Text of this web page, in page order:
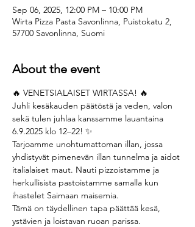
Sep 06, 2025, 12:00 PM – 10:00 PM
Wirta Pizza Pasta Savonlinna, Puistokatu 2,
57700 Savonlinna, Suomi
About the event
🔥 VENETSIALAISET WIRTASSA! 🔥
Juhli kesäkauden päätöstä ja veden, valon
sekä tulen juhlaa kanssamme lauantaina
6.9.2025 klo 12–22! ✨
Tarjoamme unohtumattoman illan, jossa
yhdistyvät pimenevän illan tunnelma ja aidot
italialaiset maut. Nauti pizzoistamme ja
herkullisista pastoistamme samalla kun
ihastelet Saimaan maisemia.
Tämä on täydellinen tapa päättää kesä,
ystävien ja loistavan ruoan parissa.